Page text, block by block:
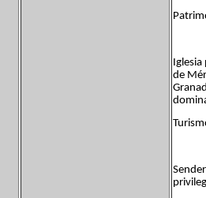
Iglesia
de